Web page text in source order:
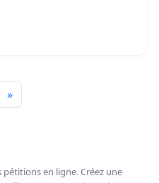
»
en ligne. Créez une